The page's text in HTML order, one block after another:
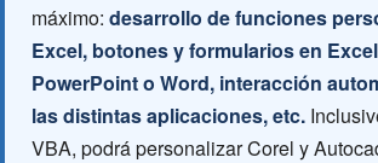
máximo: desarrollo de funciones
Excel, botones y formularios en
PowerPoint o Word, interacción
las distintas aplicaciones, etc.
VBA, podrá personalizar Corel y